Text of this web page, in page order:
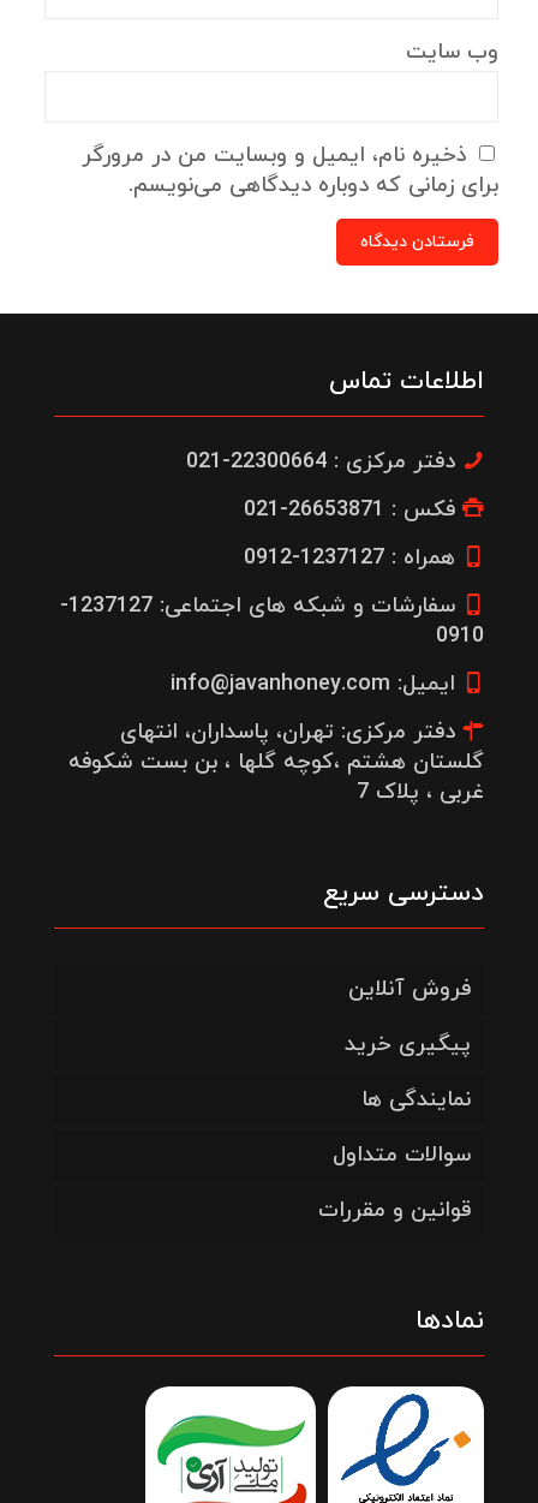
وب‌ سایت
ذخیره نام، ایمیل و وبسایت من در مرورگر
برای زمانی که دوباره دیدگاهی می‌نویسم.
اطلاعات تماس
دفتر مرکزی : 22300664-021
فکس : 26653871-021
همراه : 1237127-0912
سفارشات و شبکه های اجتماعی: 1237127-
0910
ایمیل: info@javanhoney.com
دفتر مرکزی: تهران، پاسداران، انتهای
گلستان هشتم ،کوچه گلها ، بن بست شکوفه
غربی ، پلاک 7
دسترسی سریع
فروش آنلاین
پیگیری خرید
نمایندگی ها
سوالات متداول
قوانین و مقررات
نمادها